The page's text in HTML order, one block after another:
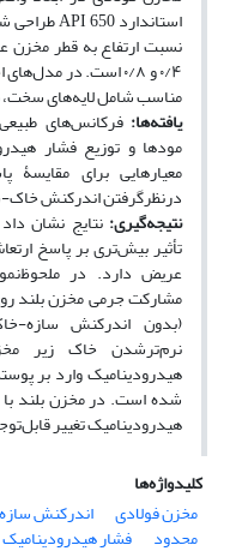
۰/۴ و ۰/۸ است. در
مناسب شامل لایه‌های
یافته‌ها:فرکانس‌های
مودها و توزیع فشار
معیارهایی برای
درنظرگرفتن اندرکنش
نتیجه‌گیری:نتایج نشان
تأثیر بیش‌تری بر پاسخ
عریض دارد. در
مشارکت جرمی مخزن بلند
نرم‌ترشدن خاک زیر
هیدرودینامیک وارد بر
شده است. در مخزن بلند
هیدرودینامیک تغییر
کلیدواژه‌ها
مخزن فولادی
اندرکنش
محدود
فشار هیدرودینامیک